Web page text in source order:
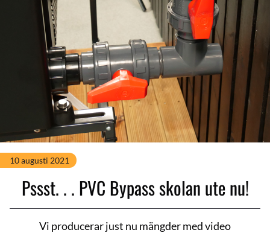
10 augusti 2021
Pssst. . . PVC Bypass skolan ute nu!
Vi producerar just nu mängder med video